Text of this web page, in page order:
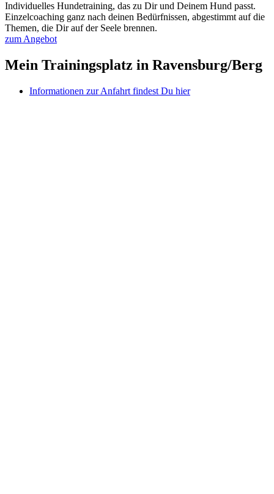
Individuelles Hundetraining, das zu Dir und Deinem Hund passt.
Einzelcoaching ganz nach deinen Bedürfnissen, abgestimmt auf die
Themen, die Dir auf der Seele brennen.
zum Angebot
Mein Trainingsplatz in Ravensburg/Berg
Informationen zur Anfahrt findest Du hier